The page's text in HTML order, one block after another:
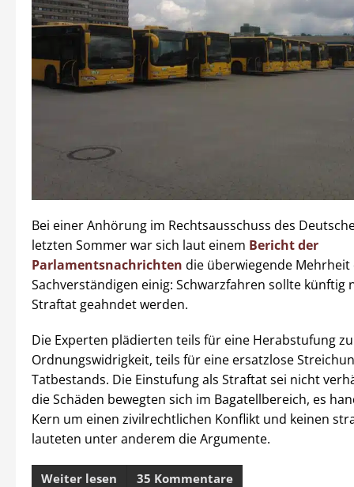
Bei einer Anhörung im Rechtsausschuss des
letzten Sommer war sich laut einem Bericht der
Parlamentsnachrichten die überwiegende Mehrheit
Sachverständigen einig: Schwarzfahren sollte künftig
Straftat geahndet werden.
Die Experten plädierten teils für eine Herabstufung
Ordnungswidrigkeit, teils für eine ersatzlose
Tatbestands. Die Einstufung als Straftat sei nicht
die Schäden bewegten sich im Bagatellbereich, es
Kern um einen zivilrechtlichen Konflikt und keinen
lauteten unter anderem die Argumente.
Weiter lesen 35 Kommentare